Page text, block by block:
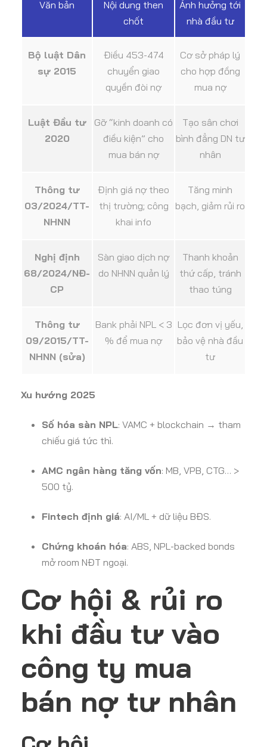
Văn bản
Nội dung then
chốt
Ảnh hưởng tới
nhà đầu tư
Bộ luật Dân
sự 2015
Điều 453-474
chuyển giao
quyền đòi nợ
Cơ sở pháp lý
cho hợp đồng
mua nợ
Luật Đầu tư
2020
Gỡ “kinh doanh có
điều kiện” cho
mua bán nợ
Tạo sân chơi
bình đẳng DN tư
nhân
Thông tư
03/2024/TT-
NHNN
Định giá nợ theo
thị trường; công
khai info
Tăng minh
bạch, giảm rủi ro
Nghị định
68/2024/NĐ-
CP
Sàn giao dịch nợ
do NHNN quản lý
Thanh khoản
thứ cấp, tránh
thao túng
Thông tư
09/2015/TT-
NHNN (sửa)
Bank phải NPL < 3
% để mua nợ
Lọc đơn vị yếu,
bảo vệ nhà đầu
tư
Xu hướng 2025
Số hóa sàn NPL: VAMC + blockchain → tham
chiếu giá tức thì.
AMC ngân hàng tăng vốn: MB, VPB, CTG… >
500 tỷ.
Fintech định giá: AI/ML + dữ liệu BĐS.
Chứng khoán hóa: ABS, NPL-backed bonds
mở room NĐT ngoại.
Cơ hội & rủi ro
khi đầu tư vào
công ty mua
bán nợ tư nhân